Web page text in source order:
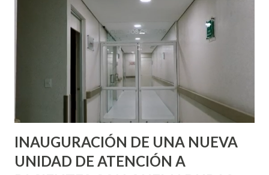
Manager. Los tres serán piezas clave en la búsqueda de un
lugar en el podio continental. La Selección Mexicana
también está integrada por Carolina Flores, de Jalisco, así
como Joy Méndez y Gerardo Ulloa, de Guanajuato, quienes
buscarán colocar a México entre los protagonistas del
ciclismo de montaña en la región. La actividad comenzará
este sábado con la competencia femenil a las 7:30 horas,
tiempo del cen...
INAUGURACIÓN DE UNA NUEVA
UNIDAD DE ATENCIÓN A